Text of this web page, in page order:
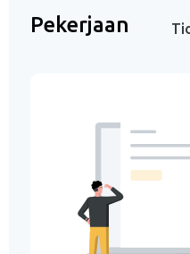
Pekerjaan